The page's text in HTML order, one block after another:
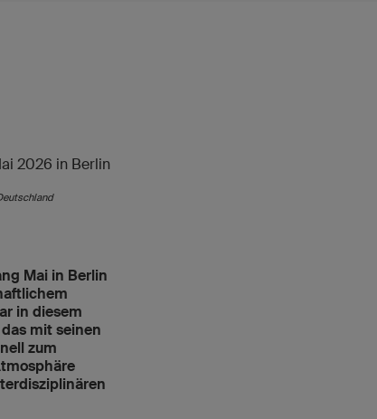
Mai in Berlin
in diesem
mit seinen
zum